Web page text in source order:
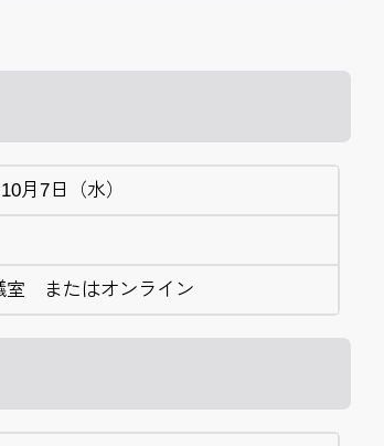
月7日（水）
室 またはオンライン